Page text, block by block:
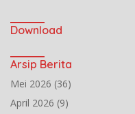
Download
Arsip Berita
Mei 2026 (36)
April 2026 (9)